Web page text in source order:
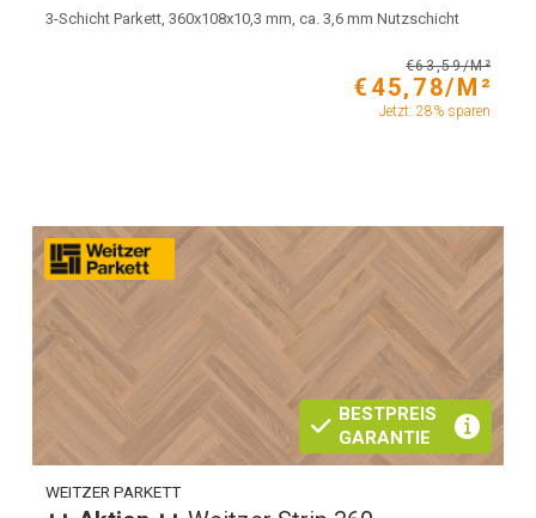
3-Schicht Parkett, 360x108x10,3 mm, ca. 3,6 mm Nutzschicht
€63,59/M²
€45,78/M²
Jetzt: 28% sparen
BESTPREIS
GARANTIE
WEITZER PARKETT